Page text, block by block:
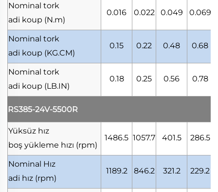
Nominal tork
adi koup (N.m)
0.016 0.022 0.049 0.069
Nominal tork
adi koup (KG.CM)
0.15 0.22 0.48 0.68
Nominal tork
adi koup (LB.IN)
0.18 0.25 0.56 0.78
RS385-24V-5500R
Yüksüz hız
boş yükleme hızı (rpm)
1486.5 1057.7 401.5 286.5
Nominal Hız
adi hız (rpm)
1189.2 846.2 321.2 229.2